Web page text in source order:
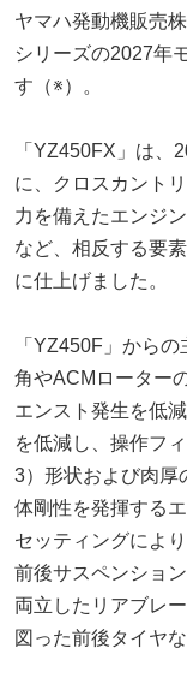
ヤマハ発動機販売
シリーズの2027年
す（※）。
「YZ450FX」は、
に、クロスカント
力を備えたエンジ
など、相反する要
に仕上げました。
「YZ450F」から
角やACMローター
エンスト発生を低
を低減し、操作フ
3）形状および肉厚
体剛性を発揮する
セッティングによ
前後サスペンショ
両立したリアブレ
図った前後タイヤな